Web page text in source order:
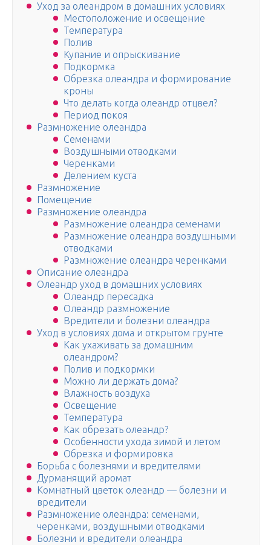
Уход за олеандром в домашних условиях
Местоположение и освещение
Температура
Полив
Купание и опрыскивание
Подкормка
Обрезка олеандра и формирование
кроны
Что делать когда олеандр отцвел?
Период покоя
Размножение олеандра
Семенами
Воздушными отводками
Черенками
Делением куста
Размножение
Помещение
Размножение олеандра
Размножение олеандра семенами
Размножение олеандра воздушными
отводками
Размножение олеандра черенками
Описание олеандра
Олеандр уход в домашних условиях
Олеандр пересадка
Олеандр размножение
Вредители и болезни олеандра
Уход в условиях дома и открытом грунте
Как ухаживать за домашним
олеандром?
Полив и подкормки
Можно ли держать дома?
Влажность воздуха
Освещение
Температура
Как обрезать олеандр?
Особенности ухода зимой и летом
Обрезка и формировка
Борьба с болезнями и вредителями
Дурманящий аромат
Комнатный цветок олеандр — болезни и
вредители
Размножение олеандра: семенами,
черенками, воздушными отводками
Болезни и вредители олеандра